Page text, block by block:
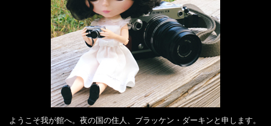
ようこそ我が館へ。夜の国の住人、ブラッケン・ダーキンと申します。